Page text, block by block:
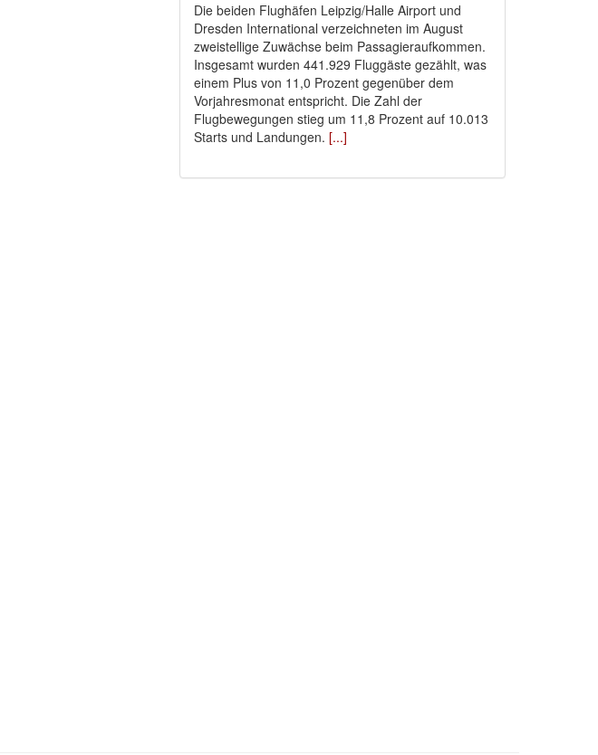
Die beiden Flughäfen Leipzig/Halle Airport und
Dresden International verzeichneten im August
zweistellige Zuwächse beim Passagieraufkommen.
Insgesamt wurden 441.929 Fluggäste gezählt, was
einem Plus von 11,0 Prozent gegenüber dem
Vorjahresmonat entspricht. Die Zahl der
Flugbewegungen stieg um 11,8 Prozent auf 10.013
Starts und Landungen. [...]